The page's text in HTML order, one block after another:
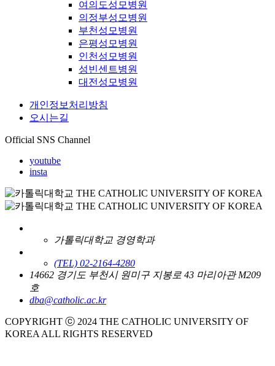
여의도성모병원
의정부성모병원
부천성모병원
은평성모병원
인천성모병원
성빈센트병원
대전성모병원
개인정보처리방침
오시는길
Official SNS Channel
youtube
insta
가톨릭대학교 경영학과
(TEL) 02-2164-4280
14662 경기도 부천시 원미구 지봉로 43 마리아관 M209
호
dba@catholic.ac.kr
COPYRIGHT ⓒ 2024 THE CATHOLIC UNIVERSITY OF
KOREA ALL RIGHTS RESERVED